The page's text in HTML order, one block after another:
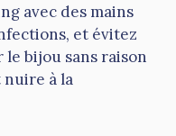
avec des mains
et évitez
bijou sans raison
nuire à la